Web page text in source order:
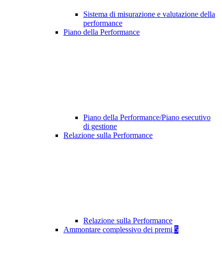
Sistema di misurazione e valutazione della
performance
Piano della Performance
Piano della Performance/Piano esecutivo
di gestione
Relazione sulla Performance
Relazione sulla Performance
Ammontare complessivo dei premi 5